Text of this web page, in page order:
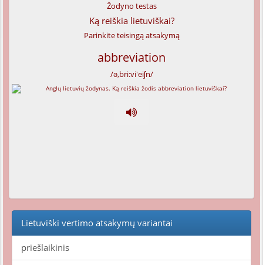
Žodyno testas
Ką reiškia lietuviškai?
Parinkite teisingą atsakymą
abbreviation
/ə,bri:vi'eiʃn/
Lietuviški vertimo atsakymų variantai
priešlaikinis